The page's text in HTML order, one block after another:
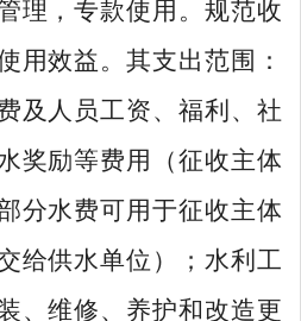
理，专款使用。规范收
用效益。其支出范围：
及人员工资、福利、社
奖励等费用（征收主体
分水费可用于征收主体
给供水单位）；水利工
、维修、养护和改造更